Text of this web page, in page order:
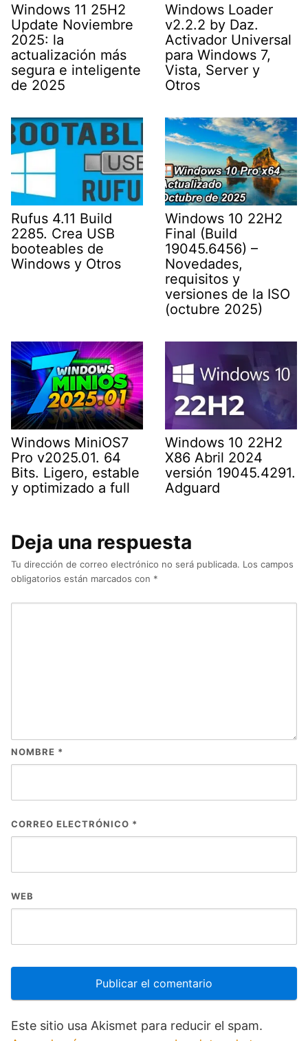
Windows 11 25H2
Update Noviembre
2025: la
actualización más
segura e inteligente
de 2025
Windows Loader
v2.2.2 by Daz.
Activador Universal
para Windows 7,
Vista, Server y
Otros
Rufus 4.11 Build
2285. Crea USB
booteables de
Windows y Otros
Windows 10 22H2
Final (Build
19045.6456) –
Novedades,
requisitos y
versiones de la ISO
(octubre 2025)
Windows MiniOS7
Pro v2025.01. 64
Bits. Ligero, estable
y optimizado a full
Windows 10 22H2
X86 Abril 2024
versión 19045.4291.
Adguard
Deja una respuesta
Tu dirección de correo electrónico no será publicada. Los campos
obligatorios están marcados con *
NOMBRE *
CORREO ELECTRÓNICO *
WEB
Este sitio usa Akismet para reducir el spam.